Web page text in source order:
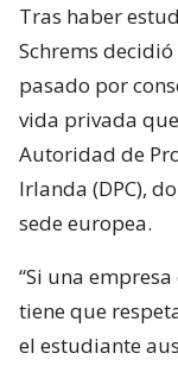
Tras haber
Schrems
pasado por
vida privada
Autoridad de
Irlanda (DPC),
sede europea.
“Si una
tiene que
el estudiante